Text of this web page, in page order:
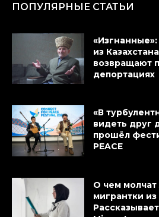
ПОПУЛЯРНЫЕ СТАТЬИ
из
возвращают
депортациях
«В
видеть друг
прошёл
PEACE
О чем
мигрантки